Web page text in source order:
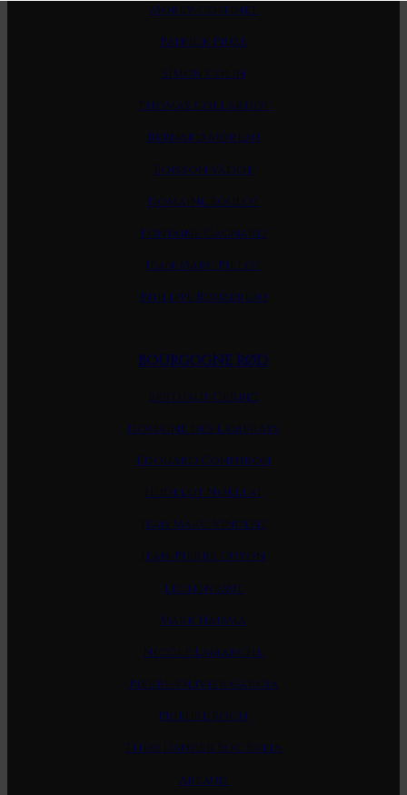
Morey-Coffinet
Patrick Piuze
Simon Colin
Thomas Collardot
Bernard Moreau
Boisson-Vadot
Domaine Roulot
Fontaine Gagnard
Jean-Marc Pillot
Philippe Bouzereau
BOURGOGNE RØD
Berthaut-Gerbet
Domaine des Lambrays
Edouard Confuron
Hudelot Noëllat
Jean Marc Vincent
Jean-Pierre Guyon
Lecheneaut
Mark Haisma
Nicole Lamarche
Pierre-Olivier Garcia
Prieure Roch
Theo Dancer Roc Breia
Arlaud